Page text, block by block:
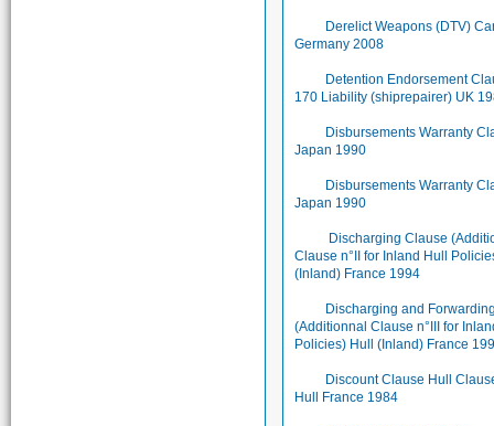
Derelict Weapons (DTV)
Germany 2008
Detention Endorsement
170 Liability (shiprepairer) UK
Disbursements Warranty
Japan 1990
Disbursements Warranty
Japan 1990
Discharging Clause
Clause n°II for Inland Hull
(Inland) France 1994
Discharging and
(Additionnal Clause n°III for
Policies) Hull (Inland) France
Discount Clause Hull
Hull France 1984